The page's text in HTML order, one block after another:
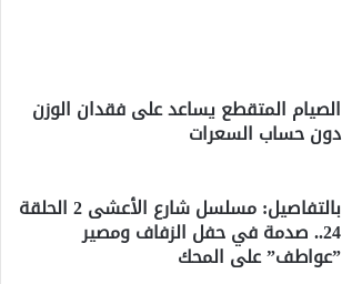
الصيام المتقطع يساعد على فقدان الوزن
دون حساب السعرات
بالتفاصيل: مسلسل شارع الأعشى 2 الحلقة
24.. صدمة في حفل الزفاف ومصير
”عواطف” على المحك